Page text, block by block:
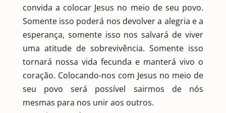
convida a colocar Jesus no meio de seu povo.
Somente isso poderá nos devolver a alegria e a
esperança, somente isso nos salvará de viver
uma atitude de sobrevivência. Somente isso
tornará nossa vida fecunda e manterá vivo o
coração. Colocando-nos com Jesus no meio de
seu povo será possível sairmos de nós
mesmas para nos unir aos outros.